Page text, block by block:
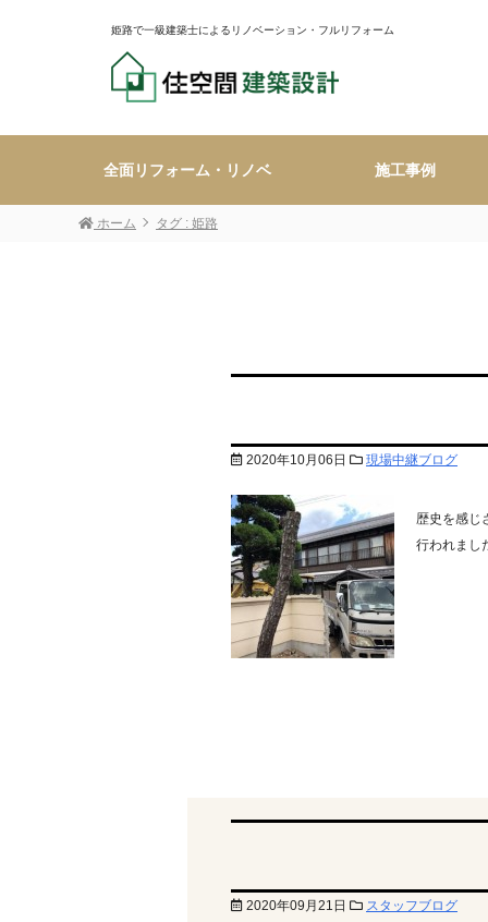
姫路で一級建築士によるリノベーション・フルリフォーム
全面リフォーム・リノベ 施工事例
ホーム タグ : 姫路
2020年10月06日 現場中継ブログ
歴史を感じ
行われまし
2020年09月21日 スタッフブログ